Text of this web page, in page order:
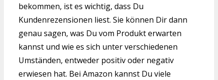
bekommen, ist es wichtig, dass Du
Kundenrezensionen liest. Sie können Dir dann
genau sagen, was Du vom Produkt erwarten
kannst und wie es sich unter verschiedenen
Umständen, entweder positiv oder negativ
erwiesen hat. Bei Amazon kannst Du viele